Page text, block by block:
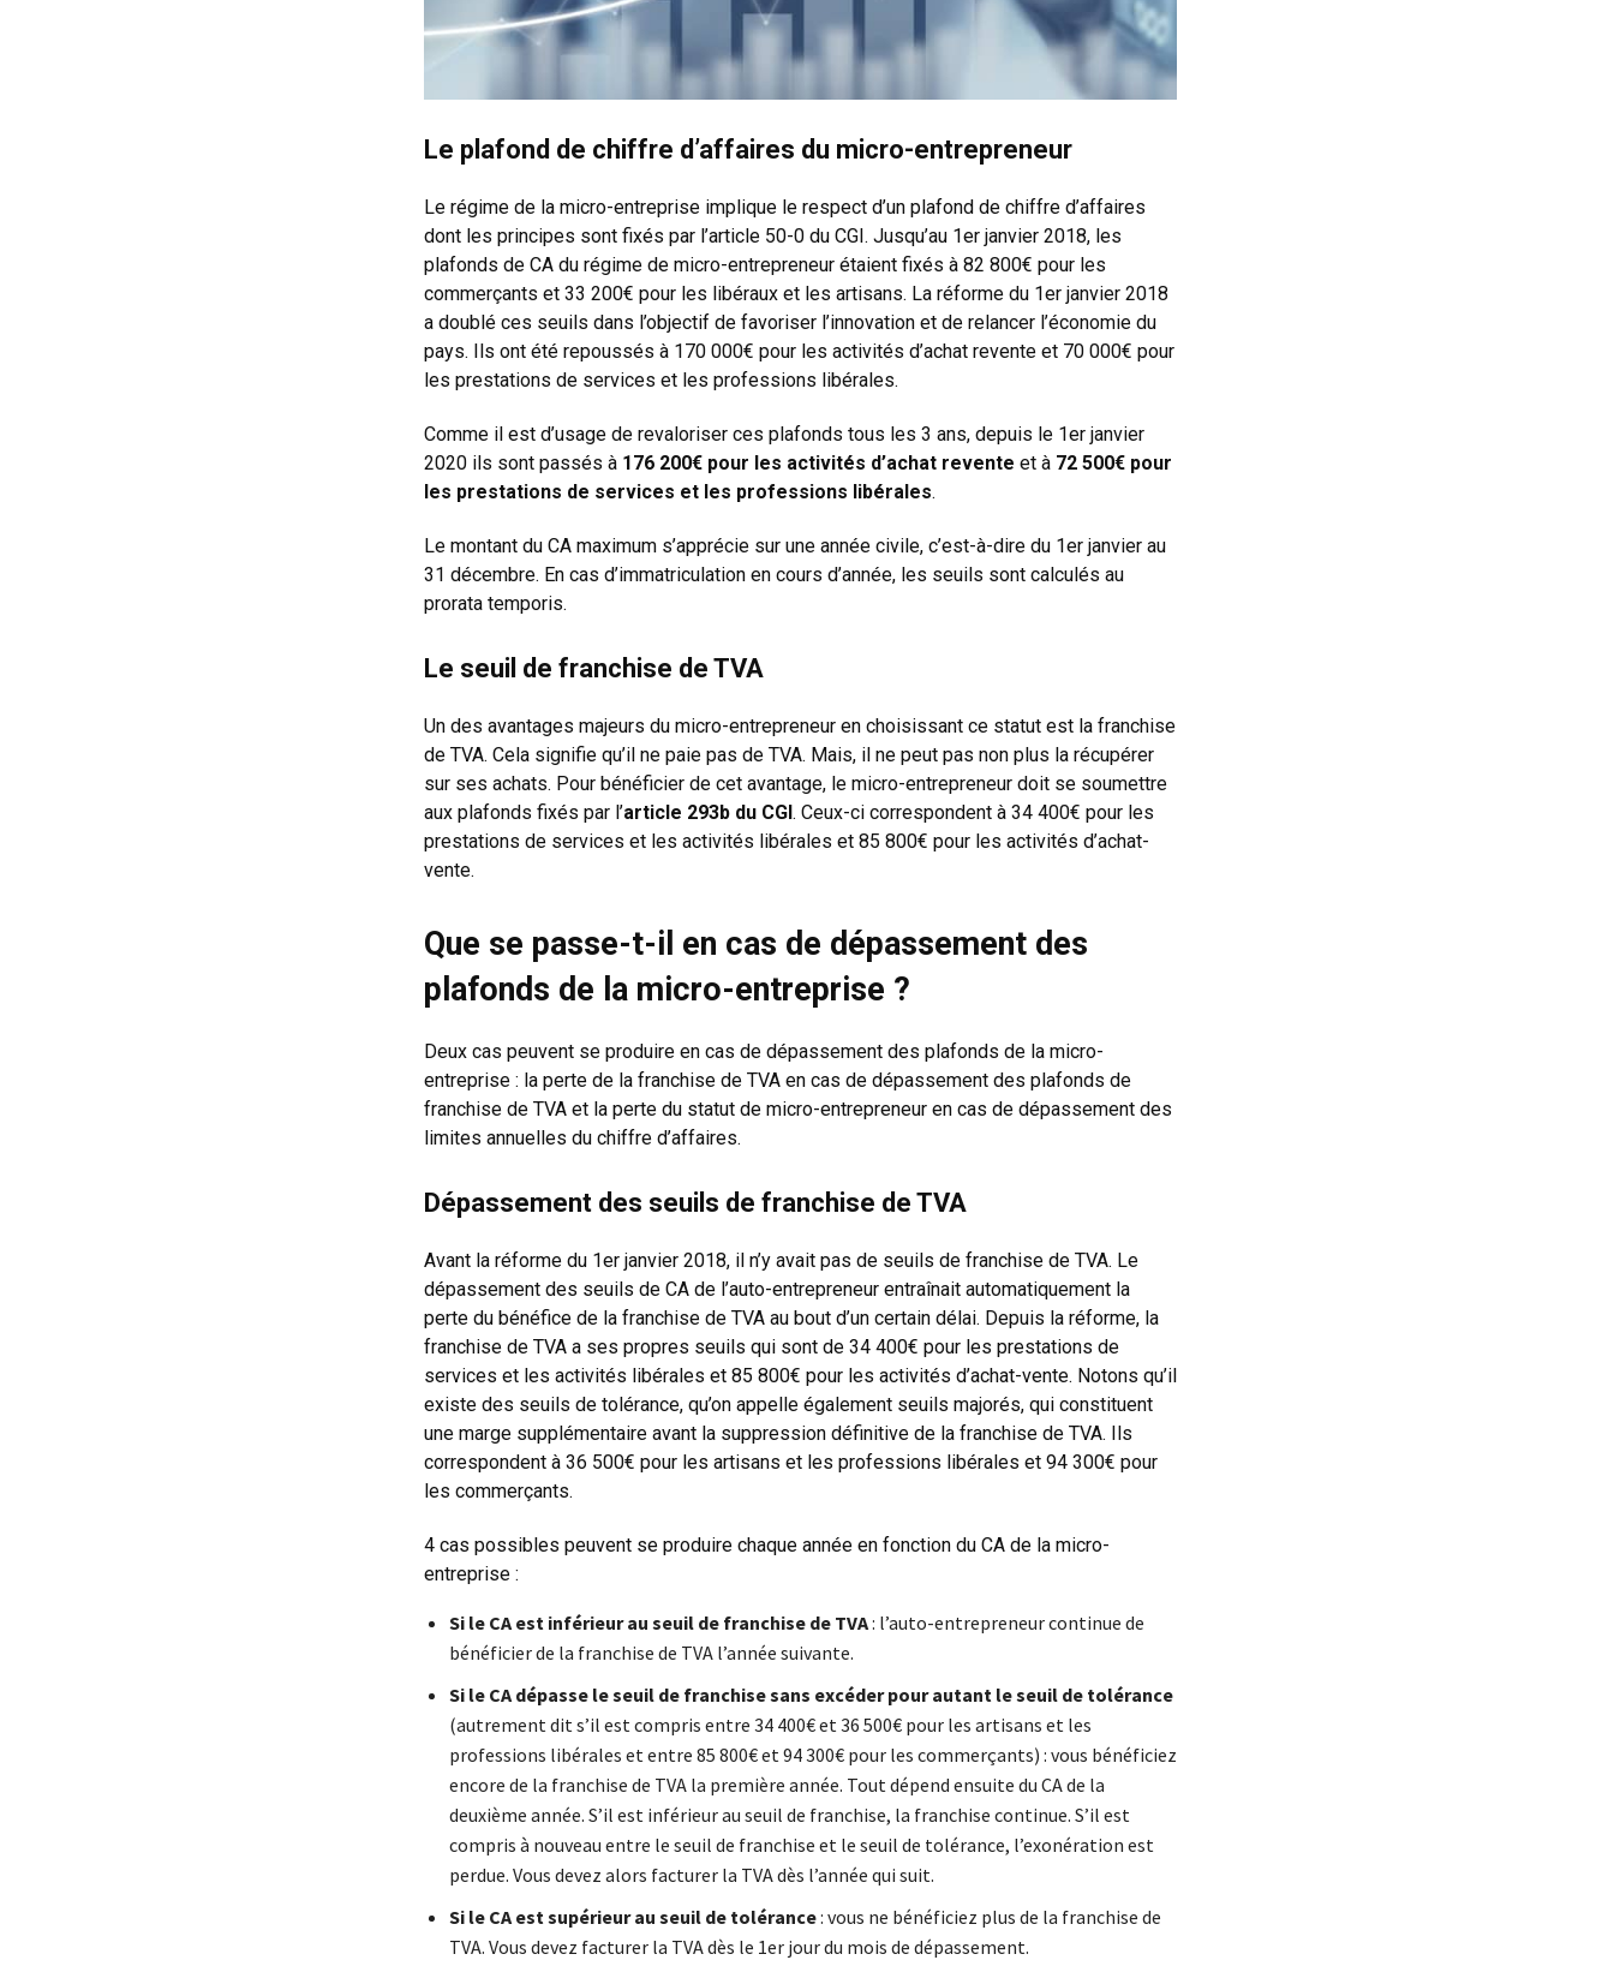
Le plafond de chiffre d’affaires du micro-entrepreneur
Le régime de la micro-entreprise implique le respect d’un plafond de chiffre d’affaires
dont les principes sont fixés par l’article 50-0 du CGI. Jusqu’au 1er janvier 2018, les
plafonds de CA du régime de micro-entrepreneur étaient fixés à 82 800€ pour les
commerçants et 33 200€ pour les libéraux et les artisans. La réforme du 1er janvier 2018
a doublé ces seuils dans l’objectif de favoriser l’innovation et de relancer l’économie du
pays. Ils ont été repoussés à 170 000€ pour les activités d’achat revente et 70 000€ pour
les prestations de services et les professions libérales.
Comme il est d’usage de revaloriser ces plafonds tous les 3 ans, depuis le 1er janvier
2020 ils sont passés à 176 200€ pour les activités d’achat revente et à 72 500€ pour
les prestations de services et les professions libérales.
Le montant du CA maximum s’apprécie sur une année civile, c’est-à-dire du 1er janvier au
31 décembre. En cas d’immatriculation en cours d’année, les seuils sont calculés au
prorata temporis.
Le seuil de franchise de TVA
Un des avantages majeurs du micro-entrepreneur en choisissant ce statut est la franchise
de TVA. Cela signifie qu’il ne paie pas de TVA. Mais, il ne peut pas non plus la récupérer
sur ses achats. Pour bénéficier de cet avantage, le micro-entrepreneur doit se soumettre
aux plafonds fixés par l’article 293b du CGI. Ceux-ci correspondent à 34 400€ pour les
prestations de services et les activités libérales et 85 800€ pour les activités d’achat-
vente.
Que se passe-t-il en cas de dépassement des
plafonds de la micro-entreprise ?
Deux cas peuvent se produire en cas de dépassement des plafonds de la micro-
entreprise : la perte de la franchise de TVA en cas de dépassement des plafonds de
franchise de TVA et la perte du statut de micro-entrepreneur en cas de dépassement des
limites annuelles du chiffre d’affaires.
Dépassement des seuils de franchise de TVA
Avant la réforme du 1er janvier 2018, il n’y avait pas de seuils de franchise de TVA. Le
dépassement des seuils de CA de l’auto-entrepreneur entraînait automatiquement la
perte du bénéfice de la franchise de TVA au bout d’un certain délai. Depuis la réforme, la
franchise de TVA a ses propres seuils qui sont de 34 400€ pour les prestations de
services et les activités libérales et 85 800€ pour les activités d’achat-vente. Notons qu’il
existe des seuils de tolérance, qu’on appelle également seuils majorés, qui constituent
une marge supplémentaire avant la suppression définitive de la franchise de TVA. Ils
correspondent à 36 500€ pour les artisans et les professions libérales et 94 300€ pour
les commerçants.
4 cas possibles peuvent se produire chaque année en fonction du CA de la micro-
entreprise :
Si le CA est inférieur au seuil de franchise de TVA: l’auto-entrepreneur continue de
bénéficier de la franchise de TVA l’année suivante.
Si le CA dépasse le seuil de franchise sans excéder pour autant le seuil de tolérance
(autrement dit s’il est compris entre 34 400€ et 36 500€ pour les artisans et les
professions libérales et entre 85 800€ et 94 300€ pour les commerçants) : vous bénéficiez
encore de la franchise de TVA la première année. Tout dépend ensuite du CA de la
deuxième année. S’il est inférieur au seuil de franchise, la franchise continue. S’il est
compris à nouveau entre le seuil de franchise et le seuil de tolérance, l’exonération est
perdue. Vous devez alors facturer la TVA dès l’année qui suit.
Si le CA est supérieur au seuil de tolérance: vous ne bénéficiez plus de la franchise de
TVA. Vous devez facturer la TVA dès le 1er jour du mois de dépassement.